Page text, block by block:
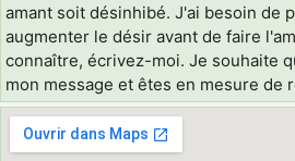
amant soit désinhibé. J'ai besoin de
augmenter le désir avant de faire
connaître, écrivez-moi. Je souhaite
mon message et êtes en mesure de